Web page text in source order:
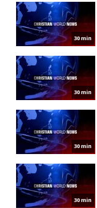
30 min
30 min
30 min
30 min